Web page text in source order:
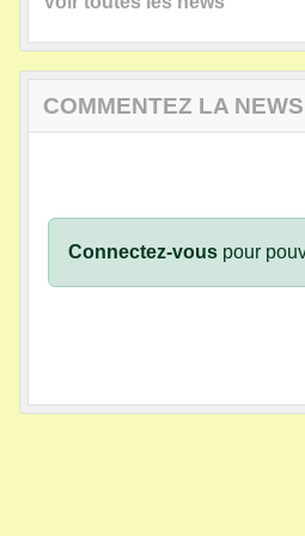
COMMENTEZ LA NEWS
Connectez-vous pour